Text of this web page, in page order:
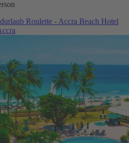
Roulette - Accra Beach Hotel